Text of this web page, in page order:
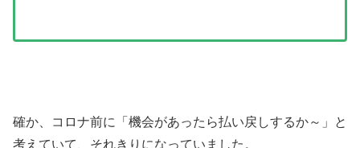
確か、コロナ前に「機会があったら払い戻しするか～」と
考えていて、それきりになっていました。